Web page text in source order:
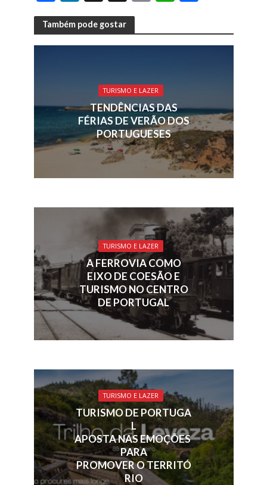
ac
e
b
k
n
k
e
h
re
a
s
ai
l
at
s
p
ar
e
Também pode gostar
TURISMO E LAZER
TENDÊNCIAS DAS
FÉRIAS DE VERÃO DOS
PORTUGUESES
TURISMO E LAZER
A FERROVIA COMO
EIXO DE COESÃO E
TURISMO NO CENTRO
DE PORTUGAL
TURISMO E LAZER
TURISMO DE PORTUGA
L
APOSTA NAS EMOÇÕES
PARA
PROMOVER O TERRITÓ
RIO